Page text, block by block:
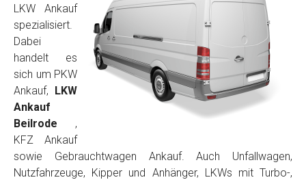
LKW Ankauf
spezialisiert.
Dabei
handelt es
sich um PKW
Ankauf,
LKW
Ankauf
Beilrode ,
KFZ Ankauf
sowie Gebrauchtwagen Ankauf. Auch Unfallwagen,
Nutzfahrzeuge, Kipper und Anhänger, LKWs mit Turbo-,